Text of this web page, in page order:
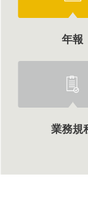
年報
業務規